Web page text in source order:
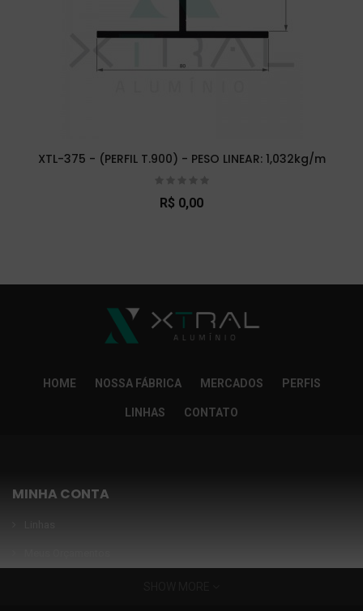
XTL-375 - (PERFIL T.900) - PESO LINEAR: 1,032kg/m
R$ 0,00
HOME NOSSA FÁBRICA MERCADOS PERFIS
LINHAS CONTATO
MINHA CONTA